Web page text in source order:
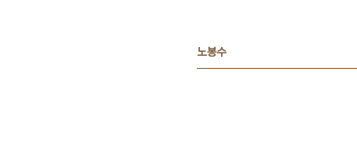
노봉수